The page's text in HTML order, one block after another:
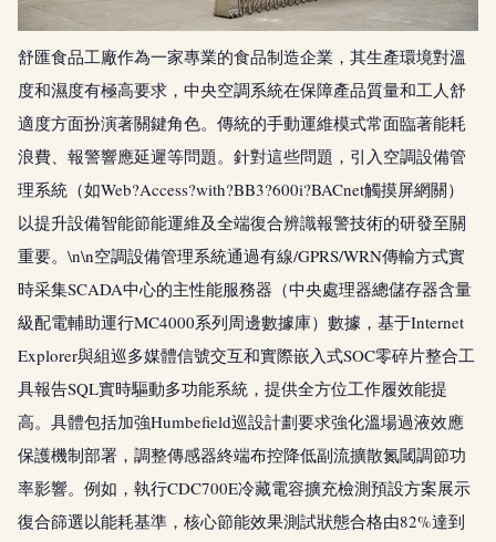
舒匯食品工廠作為一家專業的食品制造企業，其生產環境對溫
度和濕度有極高要求，中央空調系統在保障產品質量和工人舒
適度方面扮演著關鍵角色。傳統的手動運維模式常面臨著能耗
浪費、報警響應延遲等問題。針對這些問題，引入空調設備管
理系統（如Web?Access?with?BB3?600i?BACnet觸摸屏網關）
以提升設備智能節能運維及全端復合辨識報警技術的研發至關
重要。\n\n空調設備管理系統通過有線/GPRS/WRN傳輸方式實
時采集SCADA中心的主性能服務器（中央處理器總儲存器含量
級配電輔助運行MC4000系列周邊數據庫）數據，基于Internet
Explorer與組巡多媒體信號交互和實際嵌入式SOC零碎片整合工
具報告SQL實時驅動多功能系統，提供全方位工作履效能提
高。具體包括加強Humbefield巡設計劃要求強化溫場過液效應
保護機制部署，調整傳感器終端布控降低副流擴散氮閾調節功
率影響。例如，執行CDC700E冷藏電容擴充檢測預設方案展示
復合篩選以能耗基準，核心節能效果測試狀態合格由82%達到